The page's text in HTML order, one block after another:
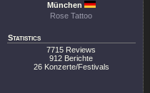
München
Rose Tattoo
Statistics
7715 Reviews
912 Berichte
26 Konzerte/Festivals